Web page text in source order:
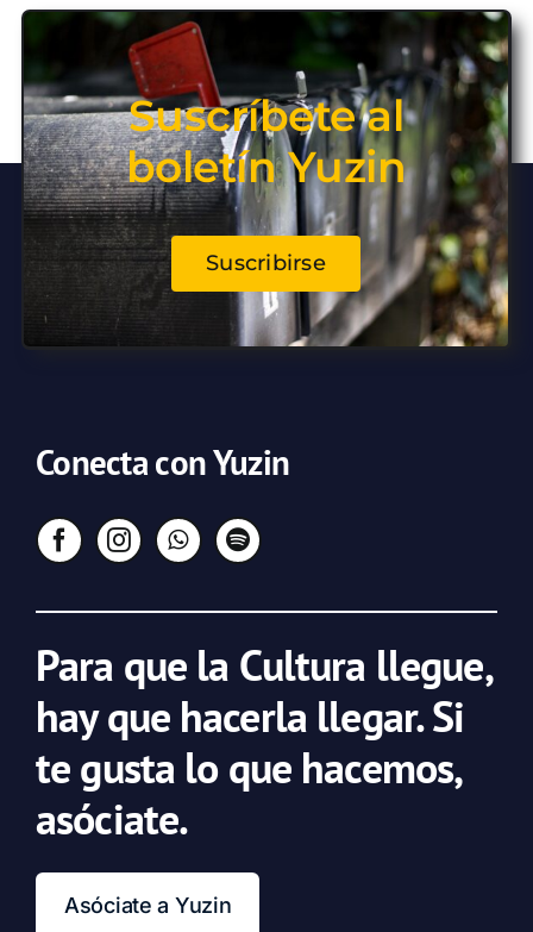
Suscríbete al
boletín Yuzin
Suscribirse
Conecta con Yuzin
Para que la Cultura llegue,
hay que hacerla llegar. Si
te gusta lo que hacemos,
asóciate.
Asóciate a Yuzin